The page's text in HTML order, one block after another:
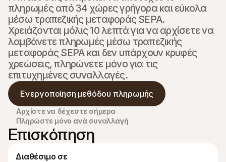
πληρωμές από 34 χώρες γρήγορα και εύκολα
μέσω τραπεζικής μεταφοράς SEPA.
Χρειάζονται μόλις 10 λεπτά για να αρχίσετε να
λαμβάνετε πληρωμές μέσω τραπεζικής
μεταφοράς SEPA και δεν υπάρχουν κρυφές
χρεώσεις‚ πληρώνετε μόνο για τις
επιτυχημένες συναλλαγές.
Ενεργοποίηση μεθόδου πληρωμής
Αρχίστε να δέχεστε σήμερα
Πληρώστε μόνο ανά συναλλαγή
Επισκόπηση
Διαθέσιμο σε
Προσφέρετε ένα
βελτιστοποιημένο
μετατροπές
Συλλογή
και συνδρομητικών
Αποδοχή &
Συνεργάτες
Για πρακτορεία